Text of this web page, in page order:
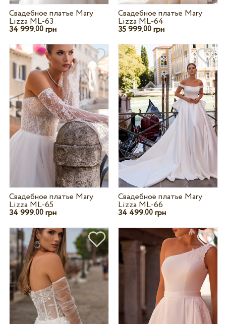
Свадебное платье Mary
Lizza ML-63
34 999.00грн
Свадебное платье Mary
Lizza ML-64
35 999.00 грн
Свадебное платье Mary
Lizza ML-65
34 999.00грн
Свадебное платье Mary
Lizza ML-66
34 499.00 грн